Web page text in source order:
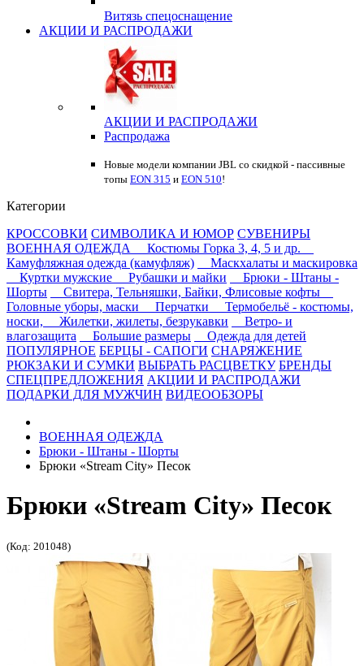
Витязь спецоснащение
АКЦИИ И РАСПРОДАЖИ
АКЦИИ И РАСПРОДАЖИ
Распродажа
Новые модели компании JBL со скидкой - пассивные
топы EON 315 и EON 510!
Категории
КРОССОВКИ СИМВОЛИКА И ЮМОР СУВЕНИРЫ
ВОЕННАЯ ОДЕЖДА
Костюмы Горка 3, 4, 5 и др.
Камуфляжная одежда (камуфляж)
Маскхалаты и маскировка
Куртки мужские
Рубашки и майки
Брюки - Штаны -
Шорты
Свитера, Тельняшки, Байки, Флисовые кофты
Головные уборы, маски
Перчатки
Термобельё - костюмы,
носки,
Жилетки, жилеты, безрукавки
Ветро- и
влагозащита
Большие размеры
Одежда для детей
ПОПУЛЯРНОЕ БЕРЦЫ - САПОГИ СНАРЯЖЕНИЕ
РЮКЗАКИ И СУМКИ ВЫБРАТЬ РАСЦВЕТКУ БРЕНДЫ
СПЕЦПРЕДЛОЖЕНИЯ АКЦИИ И РАСПРОДАЖИ
ПОДАРКИ ДЛЯ МУЖЧИН ВИДЕООБЗОРЫ
ВОЕННАЯ ОДЕЖДА
Брюки - Штаны - Шорты
Брюки «Stream City» Песок
Брюки «Stream City» Песок
(Код: 201048)